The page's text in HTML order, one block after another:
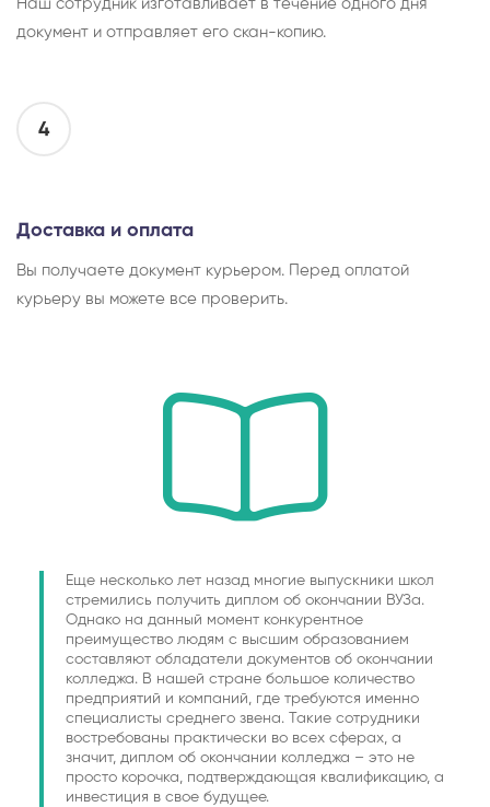
Наш сотрудник изготавливает в течение одного дня
документ и отправляет его скан-копию.
4
Доставка и оплата
Вы получаете документ курьером. Перед оплатой
курьеру вы можете все проверить.
Еще несколько лет назад многие выпускники школ
стремились получить диплом об окончании ВУЗа.
Однако на данный момент конкурентное
преимущество людям с высшим образованием
составляют обладатели документов об окончании
колледжа. В нашей стране большое количество
предприятий и компаний, где требуются именно
специалисты среднего звена. Такие сотрудники
востребованы практически во всех сферах, а
значит, диплом об окончании колледжа – это не
просто корочка, подтверждающая квалификацию, а
инвестиция в свое будущее.